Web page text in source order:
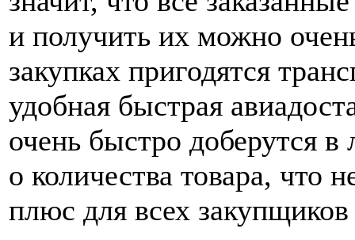
и получить их можно
закупках пригодятся
удобная быстрая
очень быстро доберутся
о количества товара, что
плюс для всех закупщиков